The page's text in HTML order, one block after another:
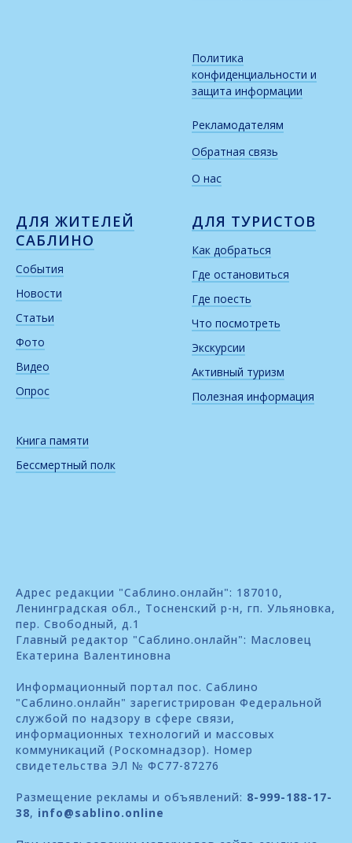
Политика
конфиденциальности и
защита информации
Рекламодателям
Обратная связь
О нас
ДЛЯ ЖИТЕЛЕЙ
САБЛИНО
События
Новости
Статьи
Фото
Видео
Опрос
Книга памяти
Бессмертный полк
ДЛЯ ТУРИСТОВ
Как добраться
Где остановиться
Где поесть
Что посмотреть
Экскурсии
Активный туризм
Полезная информация
Адрес редакции "Саблино.онлайн": 187010,
Ленинградская обл., Тосненский р-н, гп. Ульяновка,
пер. Свободный, д.1
Главный редактор "Саблино.онлайн": Масловец
Екатерина Валентиновна
Информационный портал пос. Саблино
"Саблино.онлайн" зарегистрирован Федеральной
службой по надзору в сфере связи,
информационных технологий и массовых
коммуникаций (Роскомнадзор). Номер
свидетельства ЭЛ № ФС77-87276
Размещение рекламы и объявлений: 8-999-188-17-
38, info@sablino.online